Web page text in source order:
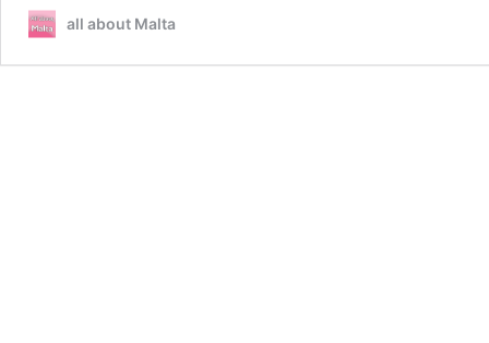
all about Malta